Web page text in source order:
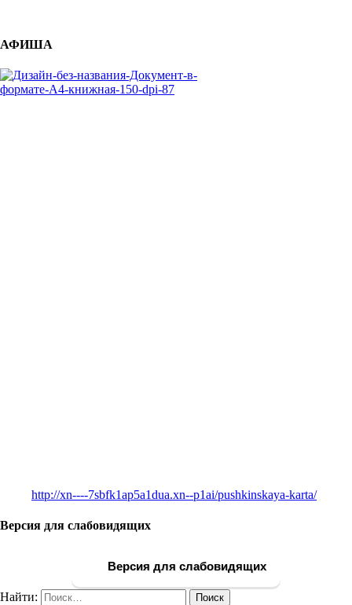
АФИША
http://xn----7sbfk1ap5a1dua.xn--p1ai/pushkinskaya-karta/
Версия для слабовидящих
Версия для слабовидящих
Найти: